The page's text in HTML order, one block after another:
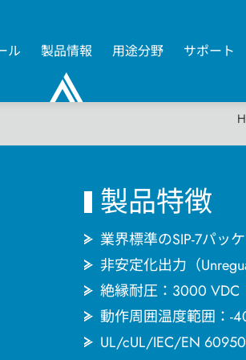
ル 製品情報 用途分野 サポート
製品特徴
業界標準のSIP-7パッ
非安定化出力（
絶縁耐圧：3000 VDC
動作周囲温度範囲：
UL/cUL/IEC/EN